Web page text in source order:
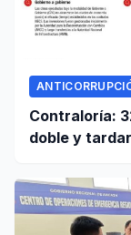
Contraloría:
doble y